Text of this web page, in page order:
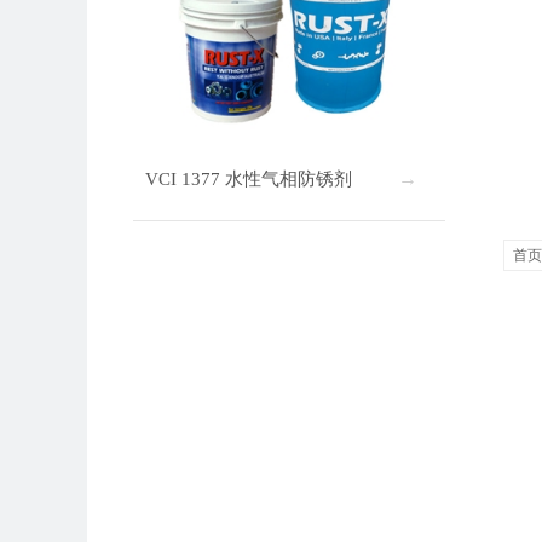
VCI 1377 水性气相防锈剂
首页